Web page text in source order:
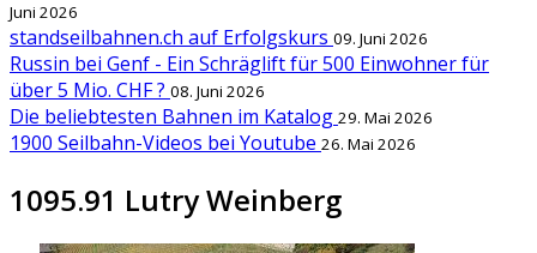
Juni 2026
standseilbahnen.ch auf Erfolgskurs 09. Juni 2026
Russin bei Genf - Ein Schräglift für 500 Einwohner für
über 5 Mio. CHF ? 08. Juni 2026
Die beliebtesten Bahnen im Katalog 29. Mai 2026
1900 Seilbahn-Videos bei Youtube 26. Mai 2026
1095.91 Lutry Weinberg